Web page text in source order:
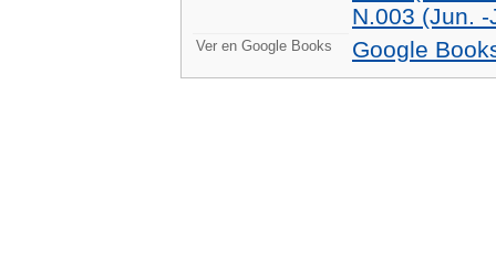
N.003 (Jun.
Ver en Google Books Google